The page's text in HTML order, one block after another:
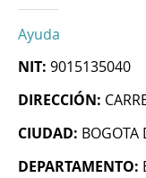
Ayuda
NIT: 9015135040
DIRECCIÓN:
CIUDAD: BOGOTA
DEPARTAMENTO: